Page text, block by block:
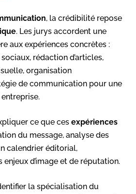
, la crédibilité repose
. Les jurys accordent une
aux expériences concrètes :
rédaction d’articles,
organisation
de communication pour une
ce que ces expériences
du message, analyse des
calendrier éditorial,
d’image et de réputation.
la spécialisation du